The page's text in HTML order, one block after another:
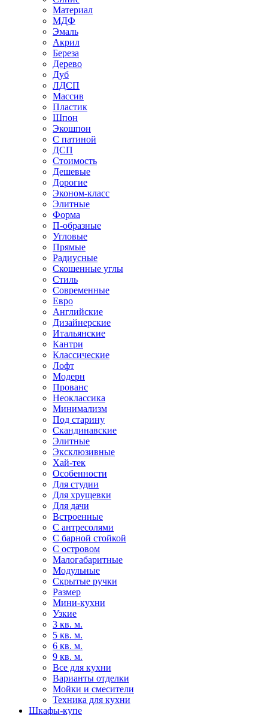
Материал
МДФ
Эмаль
Акрил
Береза
Дерево
Дуб
ЛДСП
Массив
Пластик
Шпон
Экошпон
С патиной
ДСП
Стоимость
Дешевые
Дорогие
Эконом-класс
Элитные
Форма
П-образные
Угловые
Прямые
Радиусные
Скошенные углы
Стиль
Современные
Евро
Английские
Дизайнерские
Итальянские
Кантри
Классические
Лофт
Модерн
Прованс
Неоклассика
Минимализм
Под старину
Скандинавские
Элитные
Эксклюзивные
Хай-тек
Особенности
Для студии
Для хрущевки
Для дачи
Встроенные
С антресолями
С барной стойкой
С островом
Малогабаритные
Модульные
Скрытые ручки
Размер
Мини-кухни
Узкие
3 кв. м.
5 кв. м.
6 кв. м.
9 кв. м.
Все для кухни
Варианты отделки
Мойки и смесители
Техника для кухни
Шкафы-купе